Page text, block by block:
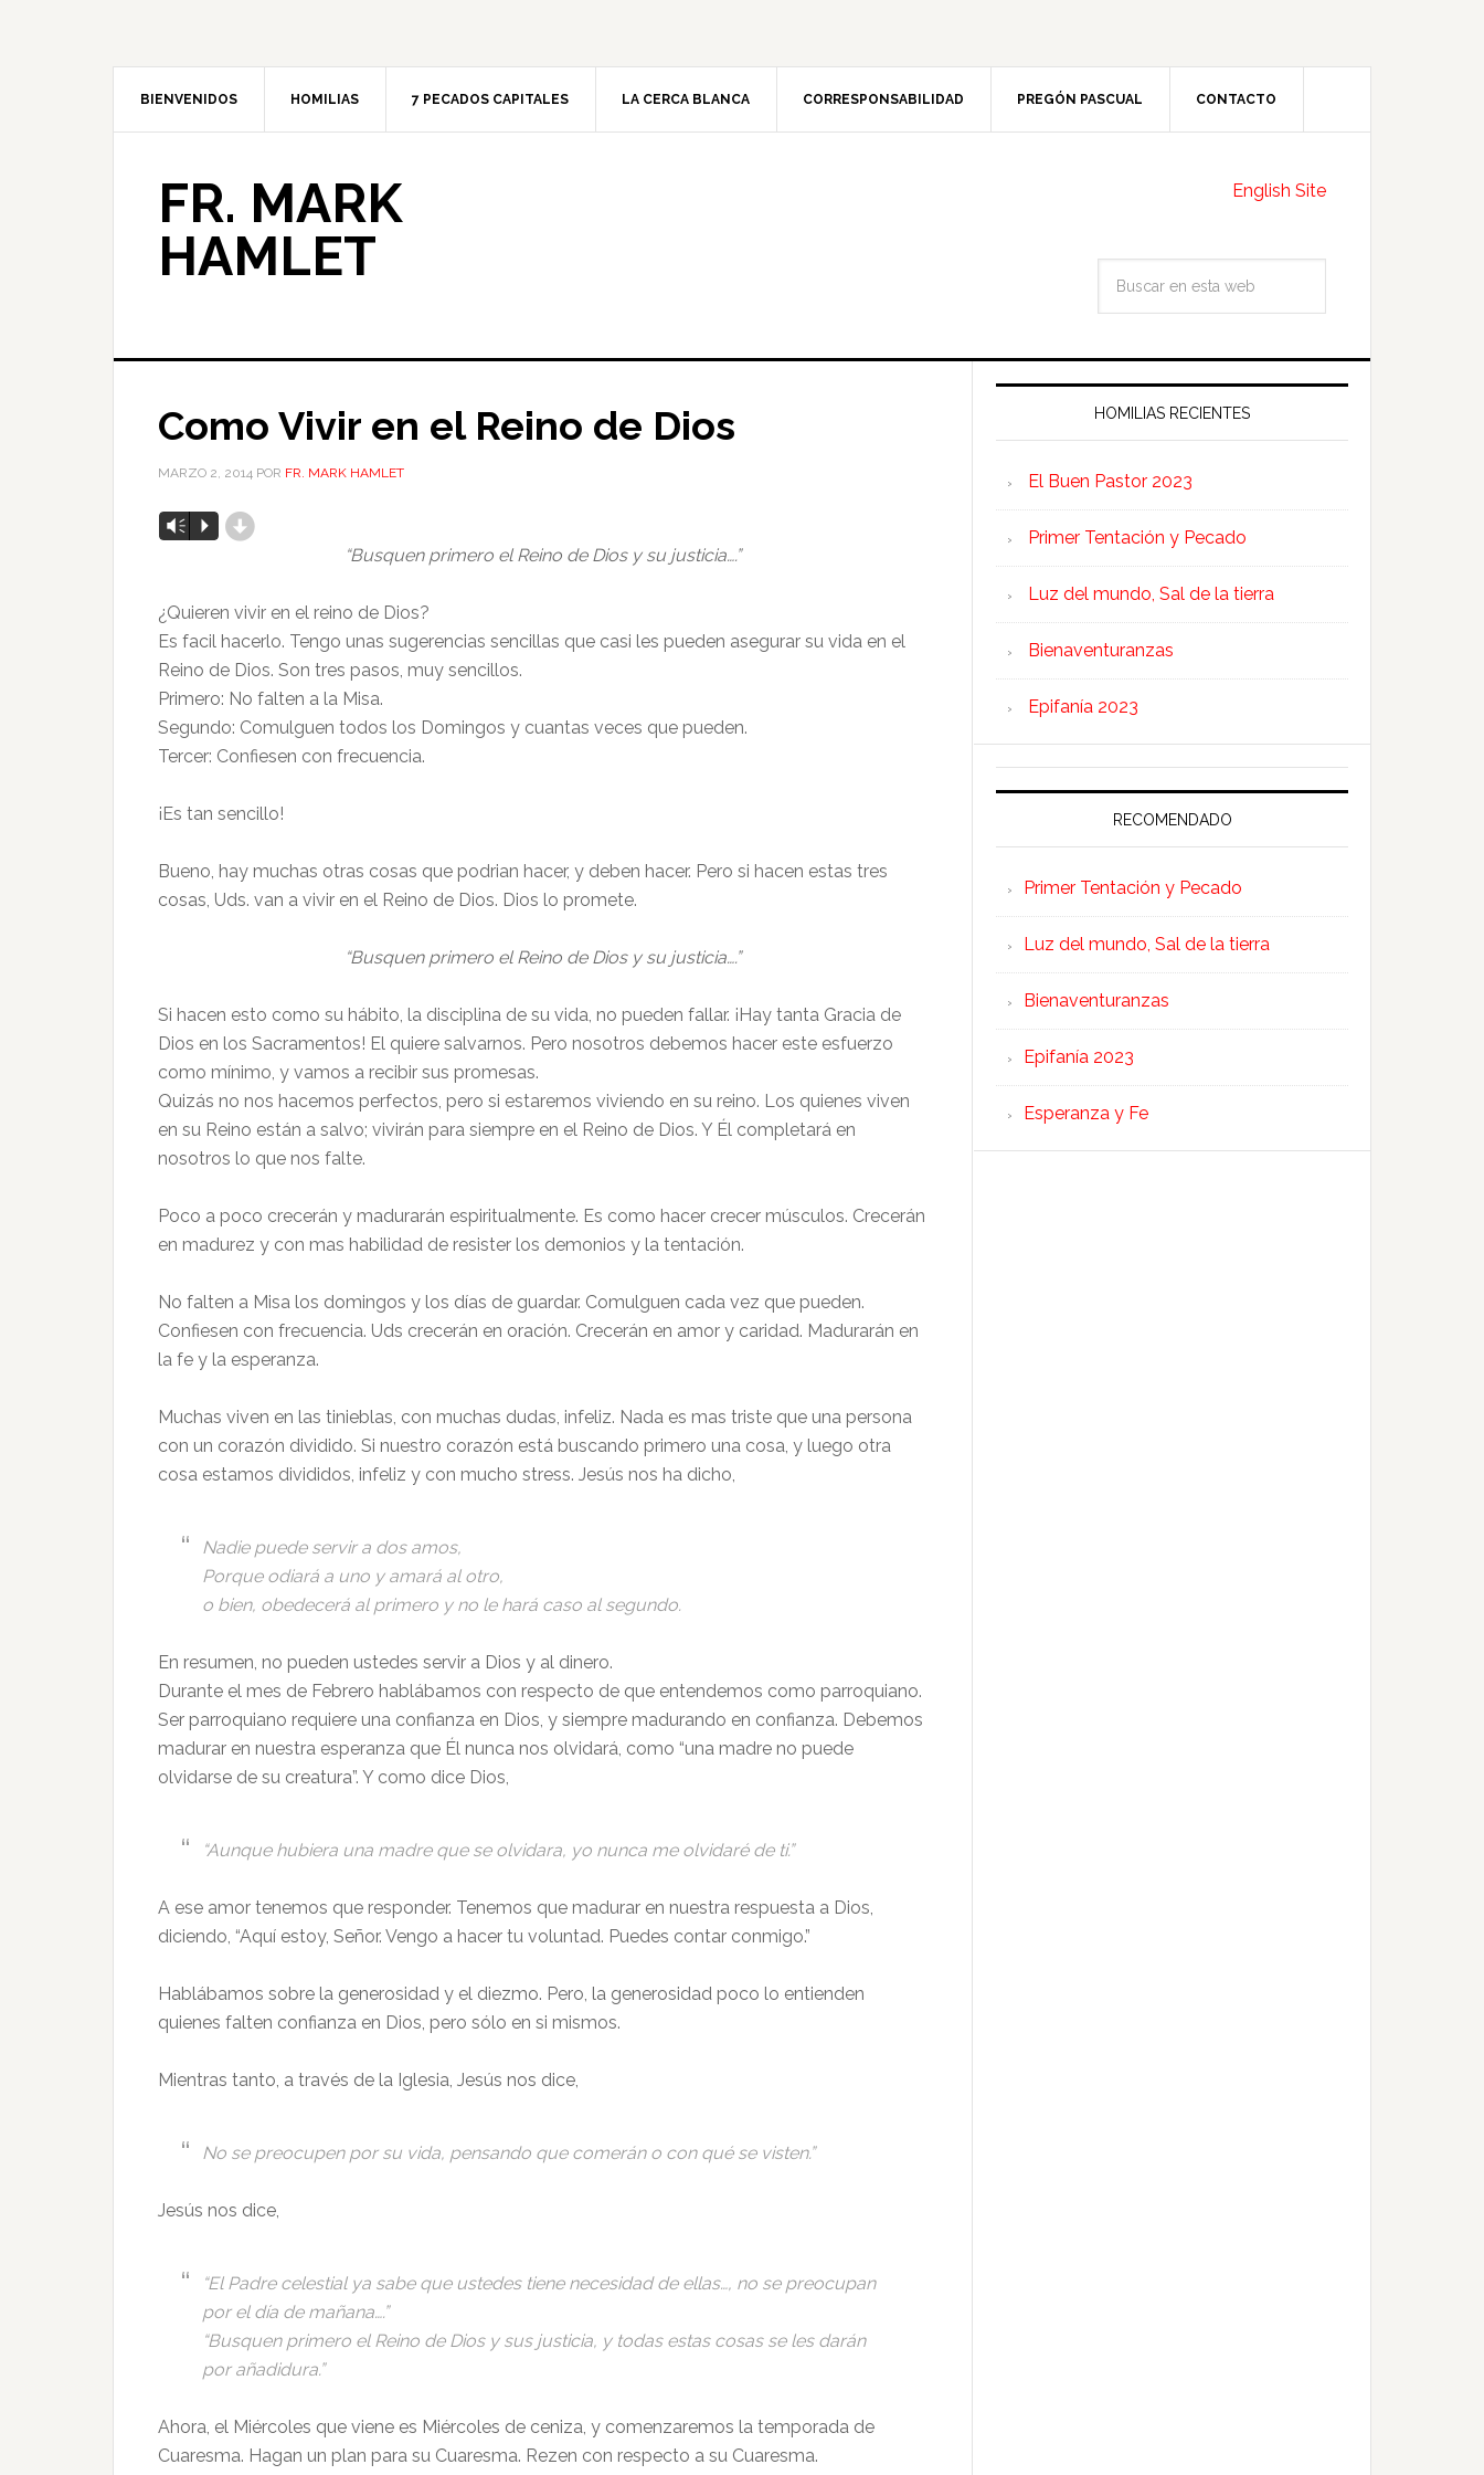
BIENVENIDOS HOMILIAS 7 PECADOS CAPITALES LA CERCA BLANCA CORRESPONSABILIDAD PREGÓN PASCUAL CONTACTO
FR. MARK
HAMLET
English Site
Como Vivir en el Reino de Dios
MARZO 2, 2014 POR FR. MARK HAMLET
Reproductor
Vm P d
“Busquen primero el Reino de Dios y su justicia….”
¿Quieren vivir en el reino de Dios?
Es facil hacerlo. Tengo unas sugerencias sencillas que casi les pueden asegurar su vida en el
Reino de Dios. Son tres pasos, muy sencillos.
Primero: No falten a la Misa.
Segundo: Comulguen todos los Domingos y cuantas veces que pueden.
Tercer: Confiesen con frecuencia.
¡Es tan sencillo!
Bueno, hay muchas otras cosas que podrian hacer, y deben hacer. Pero si hacen estas tres
cosas, Uds. van a vivir en el Reino de Dios. Dios lo promete.
“Busquen primero el Reino de Dios y su justicia….”
Si hacen esto como su hábito, la disciplina de su vida, no pueden fallar. ¡Hay tanta Gracia de
Dios en los Sacramentos! El quiere salvarnos. Pero nosotros debemos hacer este esfuerzo
como mínimo, y vamos a recibir sus promesas.
Quizás no nos hacemos perfectos, pero si estaremos viviendo en su reino. Los quienes viven
en su Reino están a salvo; vivirán para siempre en el Reino de Dios. Y Él completará en
nosotros lo que nos falte.
Poco a poco crecerán y madurarán espiritualmente. Es como hacer crecer músculos. Crecerán
en madurez y con mas habilidad de resister los demonios y la tentación.
No falten a Misa los domingos y los días de guardar. Comulguen cada vez que pueden.
Confiesen con frecuencia. Uds crecerán en oración. Crecerán en amor y caridad. Madurarán en
la fe y la esperanza.
Muchas viven en las tinieblas, con muchas dudas, infeliz. Nada es mas triste que una persona
con un corazón dividido. Si nuestro corazón está buscando primero una cosa, y luego otra
cosa estamos divididos, infeliz y con mucho stress. Jesús nos ha dicho,
Nadie puede servir a dos amos,
Porque odiará a uno y amará al otro,
o bien, obedecerá al primero y no le hará caso al segundo.
En resumen, no pueden ustedes servir a Dios y al dinero.
Durante el mes de Febrero hablábamos con respecto de que entendemos como parroquiano.
Ser parroquiano requiere una confianza en Dios, y siempre madurando en confianza. Debemos
madurar en nuestra esperanza que Él nunca nos olvidará, como “una madre no puede
olvidarse de su creatura”. Y como dice Dios,
“Aunque hubiera una madre que se olvidara, yo nunca me olvidaré de ti.”
A ese amor tenemos que responder. Tenemos que madurar en nuestra respuesta a Dios,
diciendo, “Aquí estoy, Señor. Vengo a hacer tu voluntad. Puedes contar conmigo.”
Hablábamos sobre la generosidad y el diezmo. Pero, la generosidad poco lo entienden
quienes falten confianza en Dios, pero sólo en si mismos.
Mientras tanto, a través de la Iglesia, Jesús nos dice,
No se preocupen por su vida, pensando que comerán o con qué se visten.”
Jesús nos dice,
“El Padre celestial ya sabe que ustedes tiene necesidad de ellas…, no se preocupan
por el día de mañana….”
“Busquen primero el Reino de Dios y sus justicia, y todas estas cosas se les darán
por añadidura.”
Ahora, el Miércoles que viene es Miércoles de ceniza, y comenzaremos la temporada de
Cuaresma. Hagan un plan para su Cuaresma. Rezen con respecto a su Cuaresma.
HOMILIAS RECIENTES
El Buen Pastor 2023
Primer Tentación y Pecado
Luz del mundo, Sal de la tierra
Bienaventuranzas
Epifanía 2023
RECOMENDADO
Primer Tentación y Pecado
Luz del mundo, Sal de la tierra
Bienaventuranzas
Epifanía 2023
Esperanza y Fe